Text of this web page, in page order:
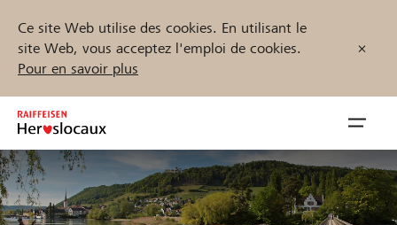
Ce site Web utilise des cookies. En utilisant le
site Web, vous acceptez l'emploi de cookies.
Pour en savoir plus
Inhalt
springen
öffnen
Démarrez maintenant